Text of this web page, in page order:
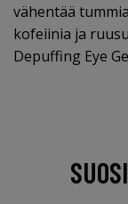
vähentää
kofeiinia ja
Depuffing Eye